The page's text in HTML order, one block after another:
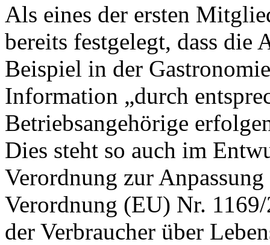
Als eines der ersten
bereits festgelegt, dass die
Beispiel in der
Information „durch
Betriebsangehörige
Dies steht so auch im
Verordnung zur
Verordnung (EU) Nr.
der Verbraucher über